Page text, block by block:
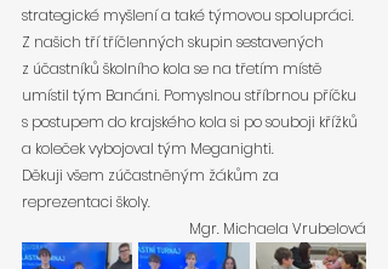
strategické myšlení a také týmovou spolupráci.
Z našich tří tříčlenných skupin sestavených
z účastníků školního kola se na třetím místě
umístil tým Banáni. Pomyslnou stříbrnou příčku
s postupem do krajského kola si po souboji křížků
a koleček vybojoval tým Meganighti.
Děkuji všem zúčastněným žákům za
reprezentaci školy.
Mgr. Michaela Vrubelová